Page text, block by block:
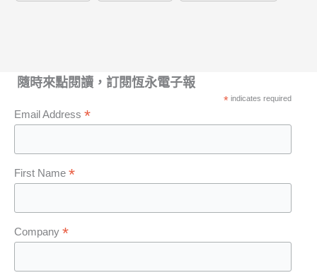
隨時來點閱讀，訂閱恆永電子報
*indicates required
Email Address *
First Name *
Company *